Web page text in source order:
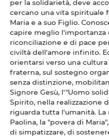
per la solidarietà, deve
cercano una vita spirituale
Maria e a suo Figlio.
capire meglio
riconciliazione e di pace
civiltà dell'amore infinito.
orientarsi verso una
fraterna, sul sostegno
senza distinzione,
Signore Gesù, l'"Uomo
Spirito, nella realizzazione
riguarda tutta l'umanità.
Paolina, la "povera di
di simpatizzare, di